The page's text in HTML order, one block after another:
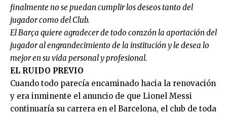
finalmente no se puedan cumplir los deseos tanto del
jugador como del Club.
El Barça quiere agradecer de todo corazón la aportación del
jugador al engrandecimiento de la institución y le desea lo
mejor en su vida personal y profesional.
EL RUIDO PREVIO
Cuando todo parecía encaminado hacia la renovación
y era inminente el anuncio de que Lionel Messi
continuaría su carrera en el Barcelona, el club de toda